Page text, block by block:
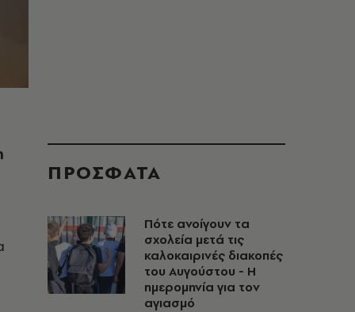
ΠΡΟΣΦΑΤΑ
Πότε ανοίγουν τα
σχολεία μετά τις
καλοκαιρινές διακοπές
του Αυγούστου - Η
ημερομηνία για τον
αγιασμό